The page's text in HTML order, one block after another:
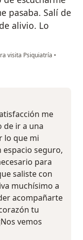
pasaba. Salí de
alivio. Lo
visita Psiquiatría •
me
de ir a una
lo que mi
seguro,
para
saliste con
muchísimo a
acompañarte
tu
vemos